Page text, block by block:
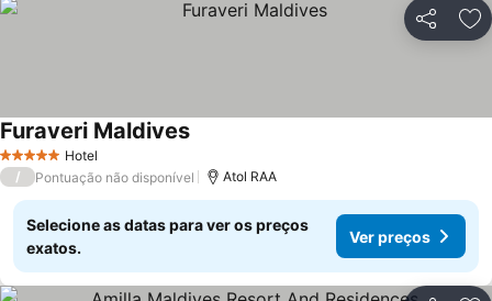
Partilhar
5 Estrelas Hotel
Furaveri MaldivesVer preços
/ Pontuação não disponível Atol RAA
Selecione as datas para ver os preços
exatos.
Ver preços